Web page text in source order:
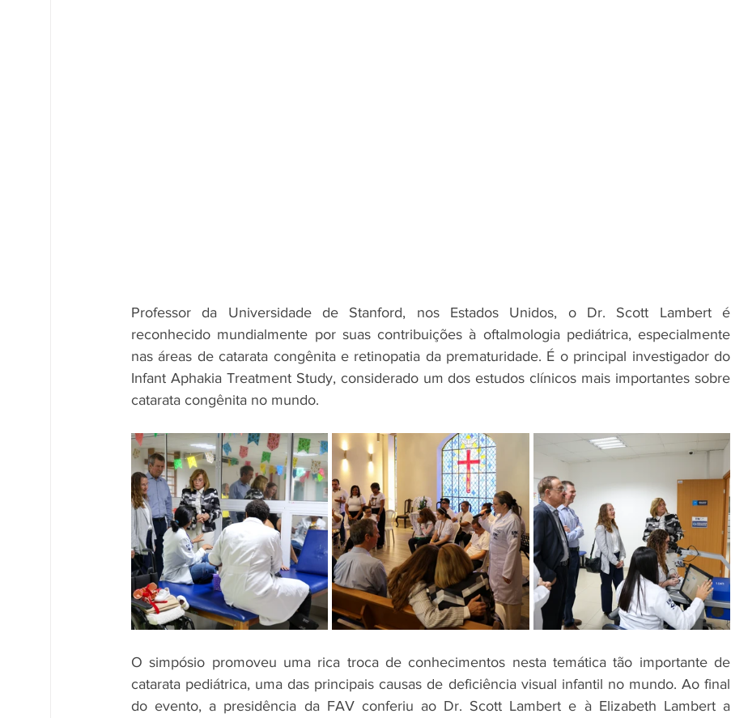
Professor da Universidade de Stanford, nos Estados Unidos, o Dr. Scott Lambert é
reconhecido mundialmente por suas contribuições à oftalmologia pediátrica, especialmente
nas áreas de catarata congênita e retinopatia da prematuridade. É o principal investigador do
Infant Aphakia Treatment Study, considerado um dos estudos clínicos mais importantes sobre
catarata congênita no mundo.
O simpósio promoveu uma rica troca de conhecimentos nesta temática tão importante de
catarata pediátrica, uma das principais causas de deficiência visual infantil no mundo. Ao final
do evento, a presidência da FAV conferiu ao Dr. Scott Lambert e à Elizabeth Lambert a